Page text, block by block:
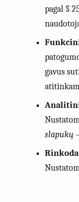
pagal §
gavus
slapukų